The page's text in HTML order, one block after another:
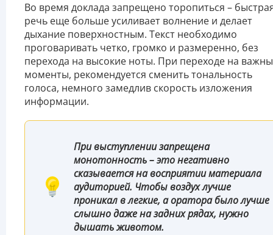
Во время доклада запрещено торопиться –
речь еще больше усиливает волнение и делает
дыхание поверхностным. Текст необходимо
проговаривать четко, громко и размеренно, без
перехода на высокие ноты. При переходе на
моменты, рекомендуется сменить тональность
голоса, немного замедлив скорость изложения
информации.
При выступлении запрещена
монотонность – это негативно
сказывается на восприятии материала
аудиторией. Чтобы воздух лучше
проникал в легкие, а оратора было лучше
слышно даже на задних рядах, нужно
дышать животом.